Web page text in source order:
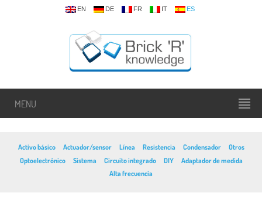
EN DE FR IT ES
MENU
Activo básico Actuador/sensor Línea Resistencia Condensador
Otros
Optoelectrónico
Sistema Circuito integrado DIY
Adaptador de medida
Alta frecuencia